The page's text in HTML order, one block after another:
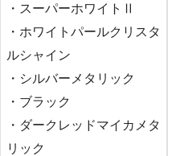
・スーパーホワイトⅡ
・ホワイトパールクリスタ
ルシャイン
・シルバーメタリック
・ブラック
・ダークレッドマイカメタ
リック